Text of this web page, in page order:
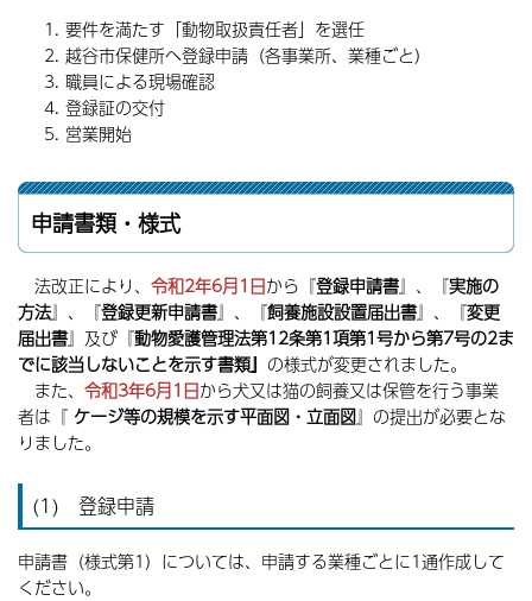
要件を満たす「動物取扱責任者」を選任
越谷市保健所へ登録申請（各事業所、業種ごと）
職員による現場確認
登録証の交付
営業開始
申請書類・様式
法改正により、 令和2年6月1日から『登録申請書』、『実施の
方法』、『登録更新申請書』、『飼養施設設置届出書』、『変更
届出書』及び『動物愛護管理法第12条第1項第1号から第7号の2ま
でに該当しないことを示す書類』 の様式が変更されました。
また、 令和3年6月1日から犬又は猫の飼養又は保管を行う事業
者は『 ケージ等の規模を示す平面図・立面図』の提出が必要とな
りました。
(1) 登録申請
申請書（様式第1）については、申請する業種ごとに1通作成して
ください。